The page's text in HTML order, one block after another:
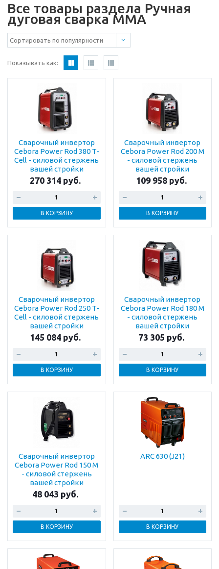
Все товары раздела Ручная
дуговая сварка MMA
Показывать как:
Сварочный инвертор
Cebora Power Rod 380 T-
Cell - силовой стержень
вашей стройки
270 314 руб.
В КОРЗИНУ
Сварочный инвертор
Cebora Power Rod 200 M
- силовой стержень
вашей стройки
109 958 руб.
В КОРЗИНУ
Сварочный инвертор
Cebora Power Rod 250 T-
Cell - силовой стержень
вашей стройки
145 084 руб.
В КОРЗИНУ
Сварочный инвертор
Cebora Power Rod 180 M
- силовой стержень
вашей стройки
73 305 руб.
В КОРЗИНУ
Сварочный инвертор
Cebora Power Rod 150 M
- силовой стержень
вашей стройки
48 043 руб.
В КОРЗИНУ
ARC 630 (J21)
В КОРЗИНУ